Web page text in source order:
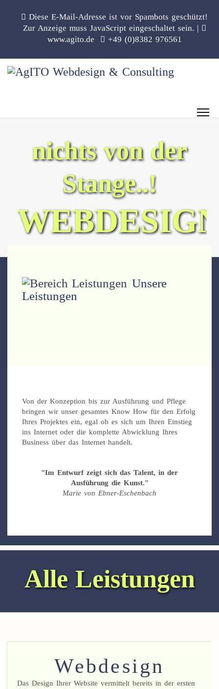
Diese E-Mail-Adresse ist vor Spambots geschützt!
Zur Anzeige muss JavaScript eingeschaltet sein. |
www.agito.de
+49 (0)8382 976561
nichts von der
Stange..!
Unsere
Leistungen
Von der Konzeption bis zur Ausführung und Pflege
bringen wir unser gesamtes Know How für den Erfolg
Ihres Projektes ein, egal ob es sich um Ihren Einstieg
ins Internet oder die komplette Abwicklung Ihres
Business über das Internet handelt.
"Im Entwurf zeigt sich das Talent, in der
Ausführung die Kunst."
Marie von Ebner-Eschenbach
Alle Leistungen
Webdesign
Das Design Ihrer Website vermittelt bereits in der ersten